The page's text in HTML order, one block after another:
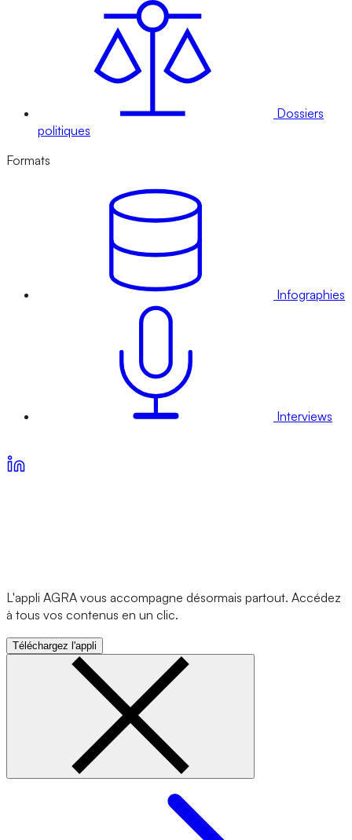
Dossiers
politiques
Formats
Infographies
Interviews
L'appli AGRA vous accompagne désormais partout. Accédez
à tous vos contenus en un clic.
Téléchargez l'appli